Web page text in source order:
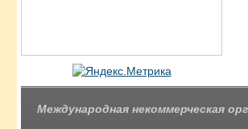
Международная некоммерческая